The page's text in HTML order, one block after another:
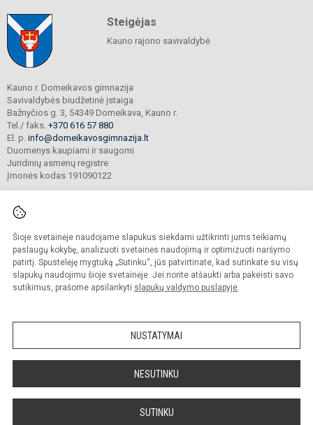
Šioje svetainėje naudojame slapukus siekdami užtikrinti jums teikiamų
paslaugų kokybę, analizuoti svetainės naudojimą ir optimizuoti naršymo
patirtį. Spustelėję mygtuką „Sutinku“, jūs patvirtinate, kad sutinkate su visų
slapukų naudojimu šioje svetainėje. Jei norite atšaukti arba pakeisti savo
sutikimus, prašome apsilankyti slapukų valdymo puslapyje.
NUSTATYMAI
NESUTINKU
SUTINKU
Steigėjas
Kauno rajono savivaldybė
Kauno r. Domeikavos gimnazija
Savivaldybės biudžetinė įstaiga
Bažnyčios g. 3, 54349 Domeikava, Kauno r.
Tel./ faks. +370 616 57 880
El. p. info@domeikavosgimnazija.lt
Duomenys kaupiami ir saugomi
Juridinių asmenų registre
Įmonės kodas 191090122
© 2021. Kauno r. Domeikavos gimnazija. Visos teisės saugomos.
Kopijuoti turinį be raštiško gimnazijos sutikimo griežtai draudžiama.
Prieinamumo paraiška Slapukų valdymas
Sumanus būdas atnaujinti